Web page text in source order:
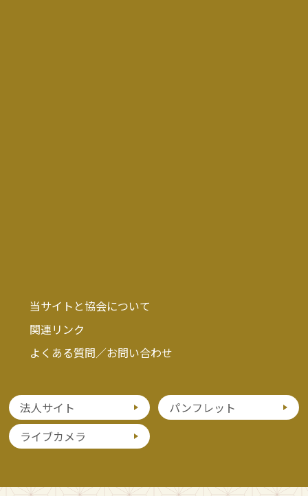
当サイトと協会について
関連リンク
よくある質問／お問い合わせ
法人サイト
パンフレット
ライブカメラ